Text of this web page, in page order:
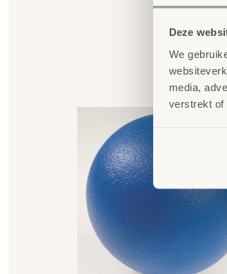
Deze
We
media,
verstrekt of